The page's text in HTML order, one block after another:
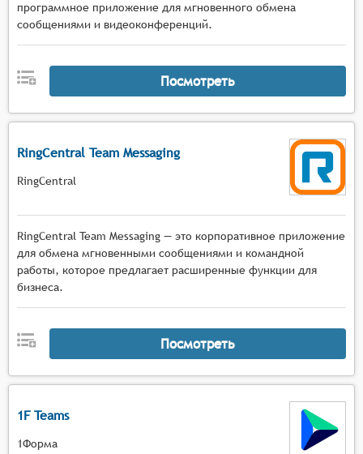
программное приложение для мгновенного обмена
сообщениями и видеоконференций.
Посмотреть
RingCentral Team Messaging
RingCentral
RingCentral Team Messaging — это корпоративное приложение
для обмена мгновенными сообщениями и командной
работы, которое предлагает расширенные функции для
бизнеса.
Посмотреть
1F Teams
1Форма